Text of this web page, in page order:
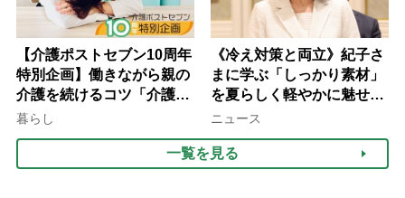
【介護ポストセブン10周年
特別企画】働きながら親の
介護を続けるコツ「介護は
10年以上続くことも…3つ
みよう」【社会福祉士解
説】
暮らし
《冷え対策と両立》紀子さ
まに学ぶ「しっかり素材」
を夏らしく軽やかに魅せる
3つの着こなし法則
ニュース
一覧を見る